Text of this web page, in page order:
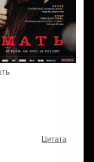
Цитата